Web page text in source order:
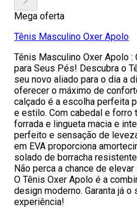
Mega oferta
Tênis Masculino Oxer Apolo
Tênis Masculino Oxer Apolo
para Seus Pés! Descubra o
seu novo aliado para o dia a
oferecer o máximo de
calçado é a escolha perfeita
e estilo. Com cabedal e forro
forrada e lingueta macia e
perfeito e sensação de
em EVA proporciona
solado de borracha
Não perca a chance de
O Tênis Oxer Apolo é a
design moderno. Garanta já
experiência!